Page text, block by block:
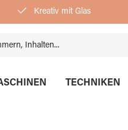
Kreativ mit Glas
TECHNIKEN